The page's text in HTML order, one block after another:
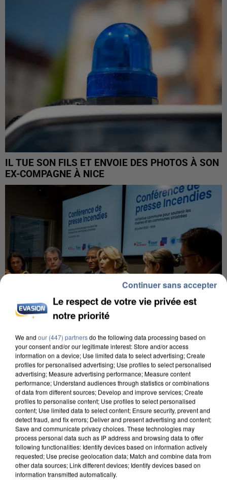
IL TUE SON FILS ET ENVOIE DES PHOTOS À SON
EX-COMPAGNE À NICE
INCENDIES : L’ÎLE-DE-FRANCE LANCE UN ÉLAN
DE SOLIDARITÉ AVEC LES...
Le respect de votre vie privée est
notre priorité
We and our (447) partnersdo the following data processing based on
your consent and/or our legitimate interest: Store and/or access
information on a device; Use limited data to select advertising; Create
profiles for personalised advertising; Use profiles to select personalised
advertising; Measure advertising performance; Measure content
performance; Understand audiences through statistics or combinations
of data from different sources; Develop and improve services; Create
profiles to personalise content; Use profiles to select personalised
content; Use limited data to select content; Ensure security, prevent and
detect fraud, and fix errors; Deliver and present advertising and content;
Save and communicate privacy choices. These technologies may
process personal data such as IP address and browsing data to offer
following functionalities: Identify devices based on information actively
requested; Use precise geolocation data; Match and combine data from
other data sources; Link different devices; Identify devices based on
information transmitted automatically.
Continuer sans accepter